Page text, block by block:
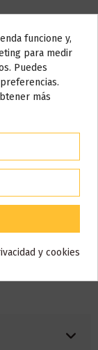
PG
Do not show again.
funcione y,
para medir
Puedes
más
y cookies